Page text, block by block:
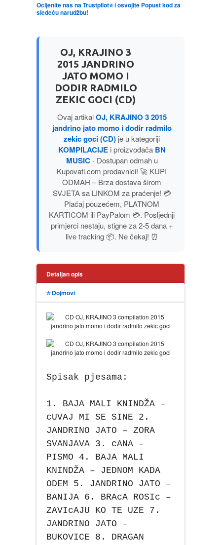
NAUKA
POPULARNA PSIHOLOGIJA
PRIČE
PUBLICISTIKA
PUTOPISI
STRIP
TEORIJE ZAVERE
TINEJDŽ
UMETNOST
Ocijenite nas na Trustpilot⭐ i osvojite Popust kod za
sledeću narudžbu!
OJ, KRAJINO 3
2015 JANDRINO
JATO MOMO I
DODIR RADMILO
ZEKIC GOCI (CD)
Ovaj artikalOJ, KRAJINO 3 2015
jandrino jato momo i dodir radmilo
zekic goci (CD) je u kategoriji
KOMPILACIJEi proizvođača BN
MUSIC- Dostupan odmah u
Kupovati.com prodavnici! 🚀 KUPI
ODMAH – Brza dostava širom
SVJETA sa LINKOM za praćenje! 💳
Plaćaj pouzećem, PLATNOM
KARTICOM ili PayPalom 💳. Posljednji
primjerci nestaju, stigne za 2-5 dana +
live tracking 📦. Ne čekaj! ⏰
Detaljan opis
⭐ Dojmovi
Spisak pjesama:
1. BAJA MALI KNINDŽA –
cUVAJ MI SE SINE 2.
JANDRINO JATO – ZORA
SVANJAVA 3. cANA –
PISMO 4. BAJA MALI
KNINDŽA – JEDNOM KADA
ODEM 5. JANDRINO JATO –
BANIJA 6. BRAcA ROSIc –
ZAVIcAJU KO TE UZE 7.
JANDRINO JATO –
BUKOVICE 8. DRAGAN